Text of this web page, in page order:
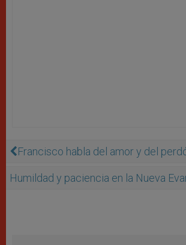
Francisco habla del amor y del
Humildad y paciencia en la Nueva